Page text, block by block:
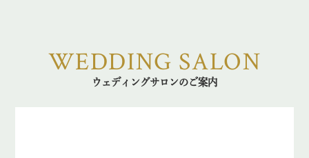
WEDDING SALON
ウェディングサロンのご案内